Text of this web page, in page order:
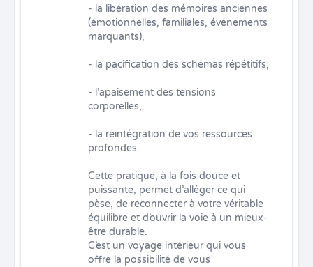
- la libération des mémoires anciennes
(émotionnelles, familiales, événements
marquants),
- la pacification des schémas répétitifs,
- l’apaisement des tensions
corporelles,
- la réintégration de vos ressources
profondes.
Cette pratique, à la fois douce et
puissante, permet d’alléger ce qui
pèse, de reconnecter à votre véritable
équilibre et d’ouvrir la voie à un mieux-
être durable.
C’est un voyage intérieur qui vous
offre la possibilité de vous